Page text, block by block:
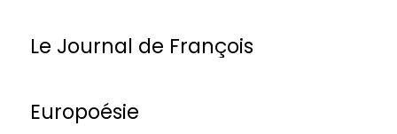
Le Journal de François
Europoésie